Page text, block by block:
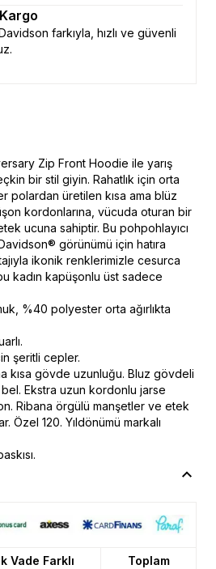
farkıyla, hızlı ve güvenli
Zip Front Hoodie ile yarış
bir stil giyin. Rahatlık için orta
polardan üretilen kısa ama blüz
kordonlarına, vücuda oturan bir
ucuna sahiptir. Bu pohpohlayıcı
görünümü için hatıra
ikonik renklerimizle cesurca
kadın kapüşonlu üst sadece
%40 polyester orta ağırlıkta
şeritli cepler.
kısa gövde uzunluğu. Bluz gövdeli
Ekstra uzun kordonlu jarse
Ribana örgülü manşetler ve etek
Özel 120. Yıldönümü markalı
Vade Farklı
Toplam